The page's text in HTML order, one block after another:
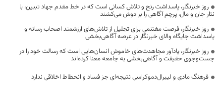
روز خبرنگار، پاسداشت رنج و تلاش کسانی است که در خط مقدم جهاد تبیین، با
نثار جان و مال، پرچم آگاهی را بر دوش می‌کشند
روز خبرنگار، فرصت مغتنمی برای تجلیل از تلاش‌های ارزشمند اصحاب رسانه و
پاسداشت جایگاه والای خبرنگار در عرصه آگاهی‌بخشی
روز خبرنگار، یادآور مجاهدت‌های خاموش انسان‌هایی است که رسالت خود را در
جست‌وجوی حقیقت و آگاهی‌بخشی به جامعه معنا کرده‌اند
فرهنگ مادی و لیبرال‌دموکراسی نتیجه‌ای جز فساد و انحطاط اخلاقی ندارد